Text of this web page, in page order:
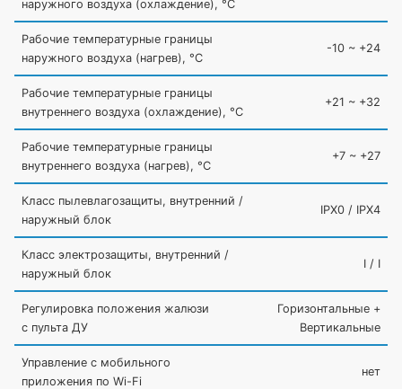
наружного воздуха (охлаждение), °C
Рабочие температурные границы
наружного воздуха (нагрев), °C
-10 ~ +24
Рабочие температурные границы
внутреннего воздуха (охлаждение), °C
+21 ~ +32
Рабочие температурные границы
внутреннего воздуха (нагрев), °C
+7 ~ +27
Класс пылевлагозащиты, внутренний /
наружный блок
IPX0 / IPX4
Класс электрозащиты, внутренний /
наружный блок
I / I
Регулировка положения жалюзи
с пульта ДУ
Горизонтальные +
Вертикальные
Управление c мобильного
приложения по Wi-Fi
нет